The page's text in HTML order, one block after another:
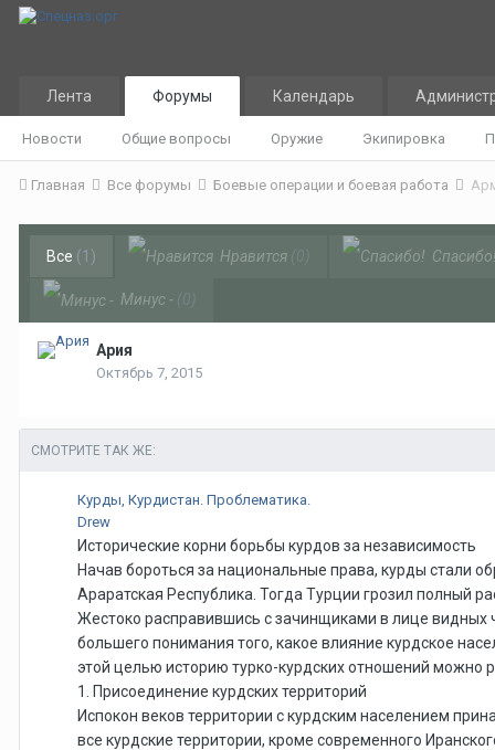
Лента Форумы
Новости Общие вопросы Оружие Экипировка
Календарь
Главная Все форумы Боевые операции и боевая работа
Все (1) Нравится (0) Спасибо!
Минус - (0)
Ария
Октябрь 7, 2015
СМОТРИТЕ ТАК ЖЕ:
Курды, Курдистан. Проблематика.
Drew
Исторические корни борьбы курдов за независимость
Начав бороться за национальные права, курды стали
Араратская Республика. Тогда Турции грозил полный
Жестоко расправившись с зачинщиками в лице видных
большего понимания того, какое влияние курдское
этой целью историю турко-курдских отношений можно
1. Присоединение курдских территорий
Испокон веков территории с курдским населением
все курдские территории, кроме современного